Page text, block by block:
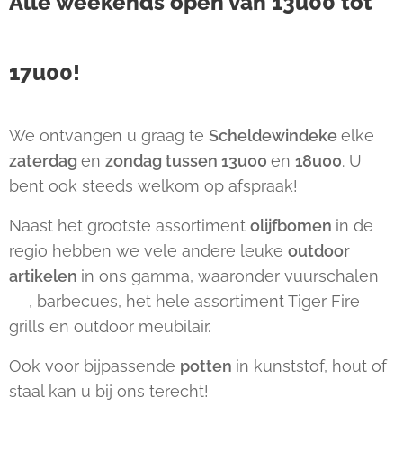
17u00!
We ontvangen u graag te Scheldewindekeelke
zaterdag en zondag tussen 13u00 en 18u00. U
bent ook steeds welkom op afspraak!
Naast het grootste assortiment olijfbomen in de
regio hebben we vele andere leuke outdoor
artikelen in ons gamma, waaronder vuurschalen
🔥, barbecues, het hele assortiment Tiger Fire
grills en outdoor meubilair.
Ook voor bijpassende potten in kunststof, hout of
staal kan u bij ons terecht!